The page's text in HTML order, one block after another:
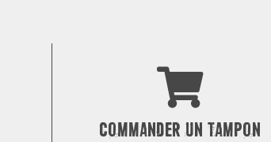
COMMANDER UN TAMPON